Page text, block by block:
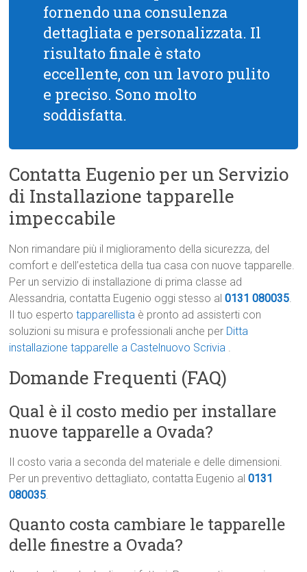
fornendo una consulenza
dettagliata e personalizzata. Il
risultato finale è stato
eccellente, con un lavoro pulito
e preciso. Sono molto
soddisfatta.
Contatta Eugenio per un Servizio
di Installazione tapparelle
impeccabile
Non rimandare più il miglioramento della sicurezza, del
comfort e dell’estetica della tua casa con nuove tapparelle.
Per un servizio di installazione di prima classe ad
Alessandria, contatta Eugenio oggi stesso al0131 080035.
Il tuo espertotapparellista è pronto ad assisterti con
soluzioni su misura e professionali anche per Ditta
installazione tapparelle a Castelnuovo Scrivia .
Domande Frequenti (FAQ)
Qual è il costo medio per installare
nuove tapparelle a Ovada?
Il costo varia a seconda del materiale e delle dimensioni.
Per un preventivo dettagliato, contatta Eugenio al0131
080035.
Quanto costa cambiare le tapparelle
delle finestre a Ovada?